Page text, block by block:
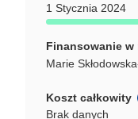
1 Stycznia 2024
Finansowanie w
Marie
Koszt całkowity
Brak danych